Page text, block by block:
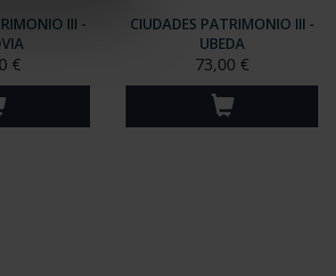
III -
€
CIUDADES PATRIMONIO III -
UBEDA
73,00 €